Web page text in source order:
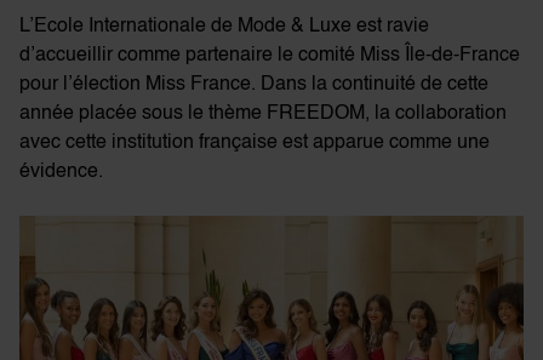
L’Ecole Internationale de Mode & Luxe est ravie
d’accueillir comme partenaire le comité Miss Île-de-France
pour l’élection Miss France. Dans la continuité de cette
année placée sous le thème FREEDOM, la collaboration
avec cette institution française est apparue comme une
évidence.